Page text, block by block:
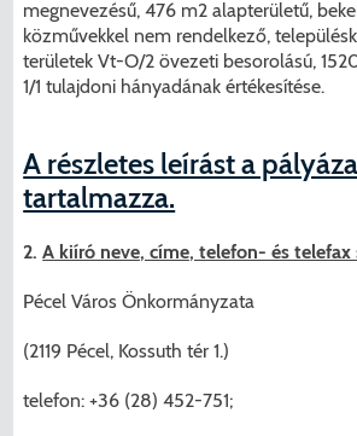
megnevezésű, 476 m2 alapterületű,
közművekkel nem rendelkező,
területek Vt-O/2 övezeti besorolású,
1/1 tulajdoni hányadának értékesítése.
A részletes leírást a
tartalmazza.
2.A kiíró neve, címe, telefon- és telefax
Pécel Város Önkormányzata
(2119 Pécel, Kossuth tér 1.)
telefon: +36 (28) 452-751;